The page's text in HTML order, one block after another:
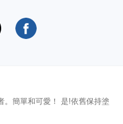
。簡單和可愛！ 是!依舊保持塗